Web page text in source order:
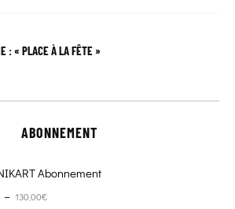
: « PLACE À LA FÊTE »
ABONNEMENT
Abonnement
– 130,00€